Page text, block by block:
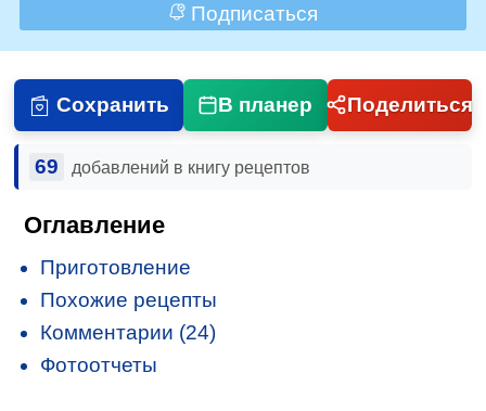
Подписаться
Сохранить В планер Поделиться
69 добавлений в книгу рецептов
Оглавление
Приготовление
Похожие рецепты
Комментарии (24)
Фотоотчеты